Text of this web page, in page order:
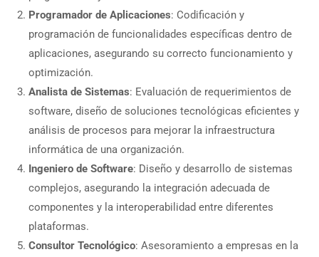
Programador de Aplicaciones: Codificación y
programación de funcionalidades específicas dentro de
aplicaciones, asegurando su correcto funcionamiento y
optimización.
Analista de Sistemas: Evaluación de requerimientos de
software, diseño de soluciones tecnológicas eficientes y
análisis de procesos para mejorar la infraestructura
informática de una organización.
Ingeniero de Software: Diseño y desarrollo de sistemas
complejos, asegurando la integración adecuada de
componentes y la interoperabilidad entre diferentes
plataformas.
Consultor Tecnológico: Asesoramiento a empresas en la